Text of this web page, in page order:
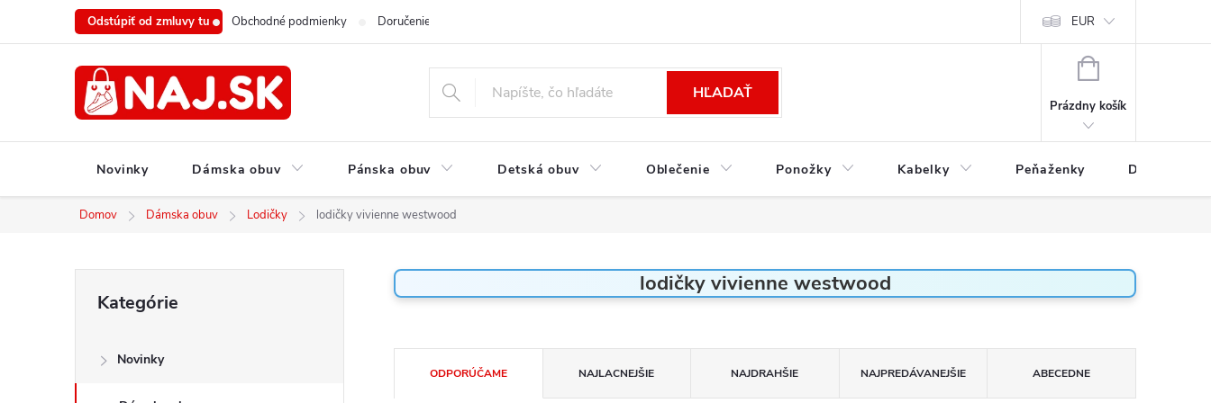
Odstúpiť od zmluvy tu Obchodné podmienky Doručenie a platba Podmienky ochrany osobných údajov
EUR
HĽADAŤ
NÁKUPNÝ
Prázdny košík
Novinky Dámska obuv Pánska obuv Detská obuv Oblečenie Ponožky Kabelky Peňaženky Drogéria
Domov Dámska obuv Lodičky lodičky vivienne westwood
ý
kategórie
Kategórie
Novinky
lodičky vivienne westwood
ODPORÚČAME NAJLACNEJŠIE NAJDRAHŠIE NAJPREDÁVANEJŠIE ABECEDNE